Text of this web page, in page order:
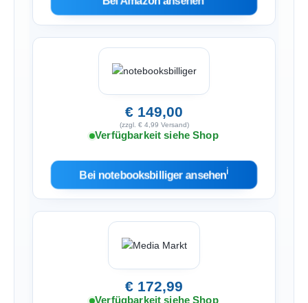
€ 149,00
(zzgl. € 4,99 Versand)
Verfügbarkeit siehe Shop
Bei notebooksbilliger ansehenℹ︎
€ 172,99
Verfügbarkeit siehe Shop